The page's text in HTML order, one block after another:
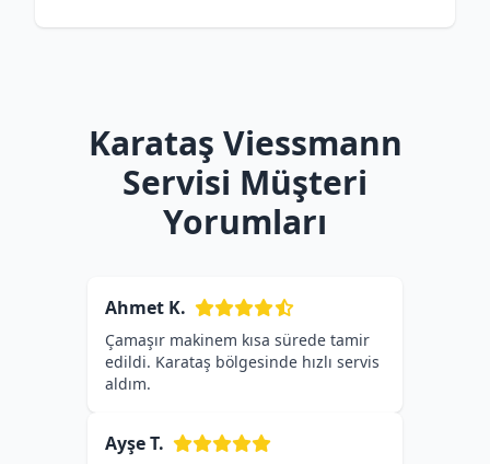
Karataş Viessmann
Servisi Müşteri
Yorumları
Ahmet K.
Çamaşır makinem kısa sürede tamir
edildi. Karataş bölgesinde hızlı servis
aldım.
Ayşe T.